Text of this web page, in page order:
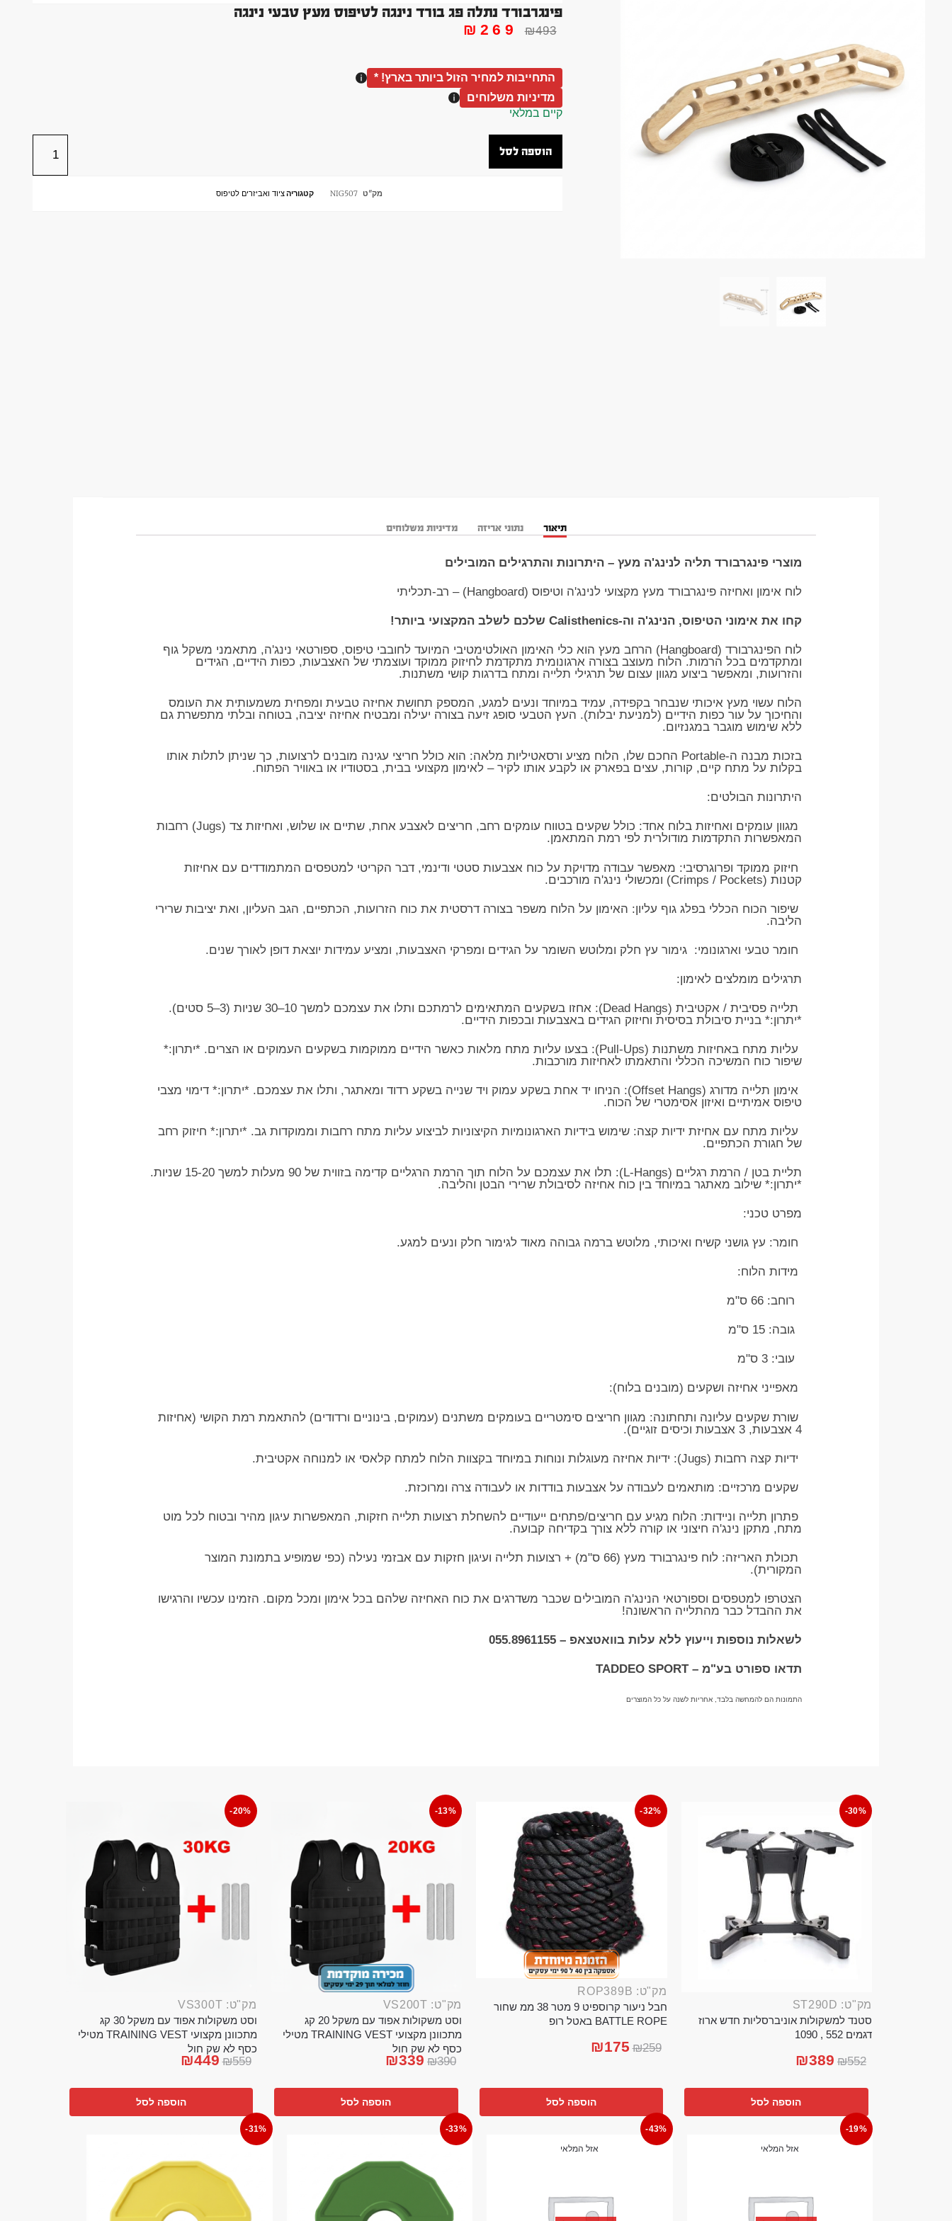
פינגרבורד נתלה פג בורד נינגה לטיפוס מעץ טבעי נינגה
₪493
₪ 269
התחייבות למחיר הזול ביותר בארץ! *
מדיניות משלוחים
קיים במלאי
הוספה לסל
מק"ט NIG507 קטגוריהציוד ואביזרים לטיפוס
תיאור נתוני אריזה מדיניות משלוחים
מוצרי פינגרבורד תליה לנינג'ה מעץ – היתרונות והתרגילים המובילים
לוח אימון ואחיזה פינגרבורד מעץ מקצועי לנינג'ה וטיפוס (Hangboard) – רב-תכליתי
קחו את אימוני הטיפוס, הנינג'ה וה-Calisthenics שלכם לשלב המקצועי ביותר!
לוח הפינגרבורד (Hangboard) הרחב מעץ הוא כלי האימון האולטימטיבי המיועד לחובבי טיפוס, ספורטאי נינג'ה, מתאמני משקל גוף
ומתקדמים בכל הרמות. הלוח מעוצב בצורה ארגונומית מתקדמת לחיזוק ממוקד ועוצמתי של האצבעות, כפות הידיים, הגידים
והזרועות, ומאפשר ביצוע מגוון עצום של תרגילי תלייה ומתח בדרגות קושי משתנות.
הלוח עשוי מעץ איכותי שנבחר בקפידה, עמיד במיוחד ונעים למגע, המספק תחושת אחיזה טבעית ומפחית משמעותית את העומס
והחיכוך על עור כפות הידיים (למניעת יבלות). העץ הטבעי סופג זיעה בצורה יעילה ומבטיח אחיזה יציבה, בטוחה ובלתי מתפשרת גם
ללא שימוש מוגבר במגנזיום.
בזכות מבנה ה-Portable החכם שלו, הלוח מציע ורסאטיליות מלאה: הוא כולל חריצי עגינה מובנים לרצועות, כך שניתן לתלות אותו
בקלות על מתח קיים, קורות, עצים בפארק או לקבע אותו לקיר – לאימון מקצועי בבית, בסטודיו או באוויר הפתוח.
היתרונות הבולטים:
מגוון עומקים ואחיזות בלוח אחד: כולל שקעים בטווח עומקים רחב, חריצים לאצבע אחת, שתיים או שלוש, ואחיזות צד (Jugs) רחבות
המאפשרות התקדמות מודולרית לפי רמת המתאמן.
חיזוק ממוקד ופרוגרסיבי: מאפשר עבודה מדויקת על כוח אצבעות סטטי ודינמי, דבר הקריטי למטפסים המתמודדים עם אחיזות
קטנות (Crimps / Pockets) ומכשולי נינג'ה מורכבים.
שיפור הכוח הכללי בפלג גוף עליון: האימון על הלוח משפר בצורה דרסטית את כוח הזרועות, הכתפיים, הגב העליון, ואת יציבות שרירי
הליבה.
חומר טבעי וארגונומי: גימור עץ חלק ומלוטש השומר על הגידים ומפרקי האצבעות, ומציע עמידות יוצאת דופן לאורך שנים.
תרגילים מומלצים לאימון:
תלייה פסיבית / אקטיבית (Dead Hangs): אחזו בשקעים המתאימים לרמתכם ותלו את עצמכם למשך 10–30 שניות (3–5 סטים).
*יתרון:* בניית סיבולת בסיסית וחיזוק הגידים באצבעות ובכפות הידיים.
עליות מתח באחיזות משתנות (Pull-Ups): בצעו עליות מתח מלאות כאשר הידיים ממוקמות בשקעים העמוקים או הצרים. *יתרון:*
שיפור כוח המשיכה הכללי והתאמתו לאחיזות מורכבות.
אימון תלייה מדורג (Offset Hangs): הניחו יד אחת בשקע עמוק ויד שנייה בשקע רדוד ומאתגר, ותלו את עצמכם. *יתרון:* דימוי מצבי
טיפוס אמיתיים ואיזון אסימטרי של הכוח.
עליות מתח עם אחיזת ידיות קצה: שימוש בידיות הארגונומיות הקיצוניות לביצוע עליות מתח רחבות וממוקדות גב. *יתרון:* חיזוק רחב
של חגורת הכתפיים.
תליית בטן / הרמת רגליים (L-Hangs): תלו את עצמכם על הלוח תוך הרמת הרגליים קדימה בזווית של 90 מעלות למשך 15-20 שניות.
*יתרון:* שילוב מאתגר במיוחד בין כוח אחיזה לסיבולת שרירי הבטן והליבה.
מפרט טכני:
חומר: עץ גושני קשיח ואיכותי, מלוטש ברמה גבוהה מאוד לגימור חלק ונעים למגע.
מידות הלוח:
רוחב: 66 ס"מ
גובה: 15 ס"מ
עובי: 3 ס"מ
מאפייני אחיזה ושקעים (מובנים בלוח):
שורת שקעים עליונה ותחתונה: מגוון חריצים סימטריים בעומקים משתנים (עמוקים, בינוניים ורדודים) להתאמת רמת הקושי (אחיזות
4 אצבעות, 3 אצבעות וכיסים זוגיים).
ידיות קצה רחבות (Jugs): ידיות אחיזה מעוגלות ונוחות במיוחד בקצוות הלוח למתח קלאסי או למנוחה אקטיבית.
שקעים מרכזיים: מותאמים לעבודה על אצבעות בודדות או לעבודה צרה ומרוכזת.
פתרון תלייה וניידות: הלוח מגיע עם חריצים/פתחים ייעודיים להשחלת רצועות תלייה חזקות, המאפשרות עיגון מהיר ובטוח לכל מוט
מתח, מתקן נינג'ה חיצוני או קורה ללא צורך בקדיחה קבועה.
תכולת האריזה: לוח פינגרבורד מעץ (66 ס"מ) + רצועות תלייה ועיגון חזקות עם אבזמי נעילה (כפי שמופיע בתמונת המוצר
המקורית).
הצטרפו למטפסים וספורטאי הנינג'ה המובילים שכבר משדרגים את כוח האחיזה שלהם בכל אימון ומכל מקום. הזמינו עכשיו והרגישו
את ההבדל כבר מהתלייה הראשונה!
לשאלות נוספות וייעוץ ללא עלות בוואטצאפ – 055.8961155
תדאו ספורט בע"מ – TADDEO SPORT
התמונות הם להמחשה בלבד, אחריות לשנה על כל המוצרים
-30%
מק"ט: ST290D
סטנד למשקולות אוניברסליות חדש ארוז
דגמים 552 , 1090
₪552
₪389
הוספה לסל
-32%
מק"ט: ROP389B
חבל ניעור קרוספיט 9 מטר 38 ממ שחור
BATTLE ROPE באטל רופ
₪259
₪175
הוספה לסל
-13%
מק"ט: VS200T
וסט משקולות אפוד עם משקל 20 קג
מתכוונן מקצועי TRAINING VEST מטילי
כסף לא שק חול
₪390
₪339
הוספה לסל
-20%
מק"ט: VS300T
וסט משקולות אפוד עם משקל 30 קג
מתכוונן מקצועי TRAINING VEST מטילי
כסף לא שק חול
₪559
₪449
הוספה לסל
-19%
אזל המלאי
-43%
אזל המלאי
-33%
-31%